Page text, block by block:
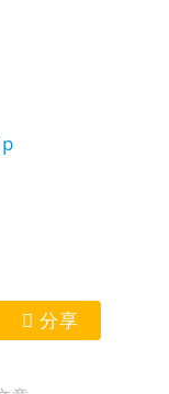
分享